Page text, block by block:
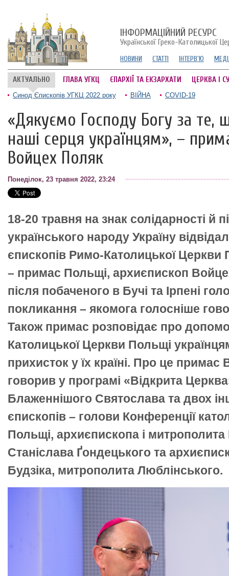
ІНФОРМАЦІЙНИЙ РЕСУРС
Української Греко-Католицької
НОВИНИ СТАТТІ ІНТЕРВ'Ю
АКТУАЛЬНО ГЛАВА УГКЦ ЄПАРХІЇ ТА ЕКЗАРХАТИ ЦЕРКВА І
Синод Єпископів УГКЦ 2022 року ВІЙНА COVID-19
«Дякуємо Господу Богу за те,
наші серця українцям», –
Войцех Поляк
Понеділок, 23 травня 2022, 23:24
18-20 травня на знак солідарності й
українського народу Україну
єпископів Римо-Католицької Церкви
– примас Польщі, архиєпископ
після побаченого в Бучі та Ірпені
покликання – якомога голосніше
Також примас розповідає про
Католицької Церкви Польщі
прихисток у їх країні. Про це
говорив у програмі «Відкрита
Блаженнішого Святослава та двох
єпископів – голови Конференції
Польщі, архиєпископа і
Станіслава Ґондецького та
Будзіка, митрополита Люблінського.